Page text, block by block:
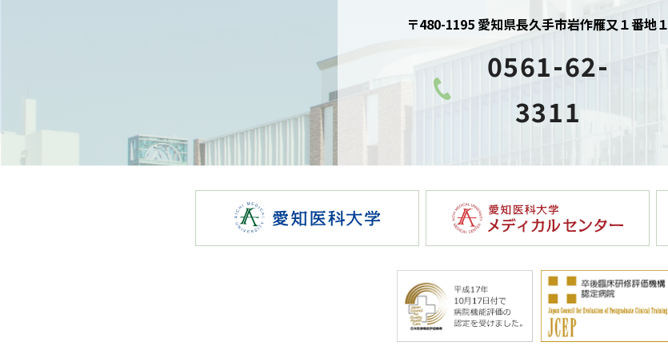
〒480-1195 愛知県長久手市岩作雁又１番地１
0561-62-
3311